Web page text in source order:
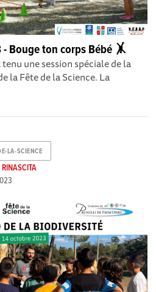
Bouge ton corps Bébé 🤸
une session spéciale de la
la Fête de la Science. La
LA-SCIENCE